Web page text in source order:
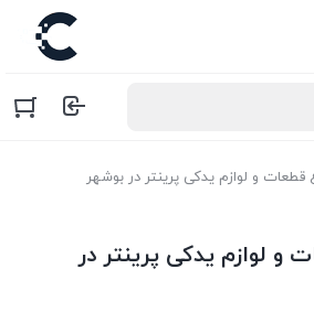
و لوازم یدکی پرینتر در بوشهر
و لوازم یدکی پرینتر در